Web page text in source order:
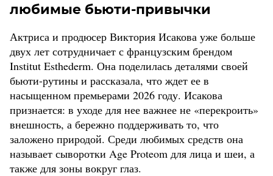
любимые бьюти-привычки
Актриса и продюсер Виктория Исакова уже больше
двух лет сотрудничает с французским брендом
Institut Esthederm. Она поделилась деталями своей
бьюти-рутины и рассказала, что ждет ее в
насыщенном премьерами 2026 году. Исакова
признается: в уходе для нее важнее не «перекроить»
внешность, а бережно поддерживать то, что
заложено природой. Среди любимых средств она
называет сыворотки Age Proteom для лица и шеи, а
также для зоны вокруг глаз.